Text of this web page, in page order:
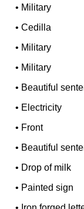
• Military
•Cedilla
• Military
• Military
• Beautiful
• Electricity
• Front
• Beautiful
• Drop of milk
• Painted sign